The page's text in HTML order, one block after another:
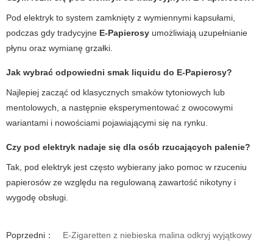
Pod elektryk to system zamknięty z wymiennymi kapsułami,
podczas gdy tradycyjne E-Papierosy umożliwiają uzupełnianie
płynu oraz wymianę grzałki.
Jak wybrać odpowiedni smak liquidu do E-Papierosy?
Najlepiej zacząć od klasycznych smaków tytoniowych lub
mentolowych, a następnie eksperymentować z owocowymi
wariantami i nowościami pojawiającymi się na rynku.
Czy pod elektryk nadaje się dla osób rzucających palenie?
Tak, pod elektryk jest często wybierany jako pomoc w rzuceniu
papierosów ze względu na regulowaną zawartość nikotyny i
wygodę obsługi.
Poprzedni：
E-Zigaretten z niebieska malina odkryj wyjątkowy